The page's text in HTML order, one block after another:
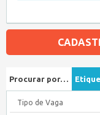
Procurar por…
Tipo de Vaga